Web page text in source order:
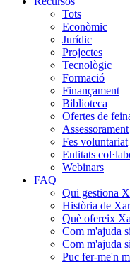
Tots
Econòmic
Jurídic
Projectes
Tecnològic
Formació
Finançament
Biblioteca
Ofertes de
Assessorament
Fes voluntariat
Entitats
Webinars
FAQ
Qui gestiona
Història de
Què ofereix
Com m'ajuda
Com m'ajuda
Puc fer-me'n